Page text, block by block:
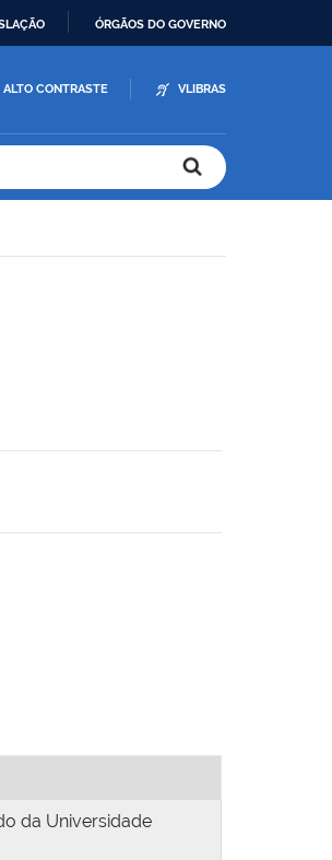
ÓRGÃOS DO GOVERNO
ALTO CONTRASTE VLIBRAS
da Universidade